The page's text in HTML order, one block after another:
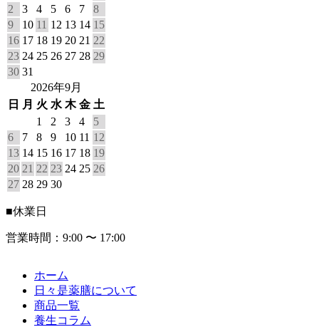
2
3 4 5 6 7
8
9
10 11 12 13 14 15
16 17 18 19 20 21 22
23 24 25 26 27 28 29
30 31
2026年9月
日
月 火 水 木 金 土
1
2 3 4
5
6
7 8 9 10 11 12
13 14 15 16 17 18 19
20 21 22 23 24 25 26
27 28 29 30
■休業日
営業時間：9:00 〜 17:00
ホーム
日々是薬膳について
商品一覧
養生コラム